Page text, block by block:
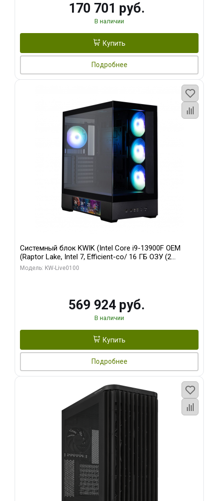
170 701 руб.
В наличии
Купить
Подробнее
Системный блок KWIK (Intel Core i9-13900F OEM
(Raptor Lake, Intel 7, Efficient-co/ 16 ГБ ОЗУ (2
модуля)/ Afox RTX4090 24GB GDDR6X 384-Bit 3xDP
Модель: KW-Live0100
569 924 руб.
В наличии
Купить
Подробнее